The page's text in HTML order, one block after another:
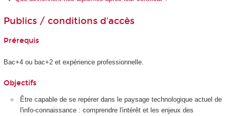
Publics / conditions d'accès
Prérequis
Bac+4 ou bac+2 et expérience professionnelle.
Objectifs
Être capable de se repérer dans le paysage technologique actuel de
l'info-connaissance : comprendre l'intérêt et les enjeux des